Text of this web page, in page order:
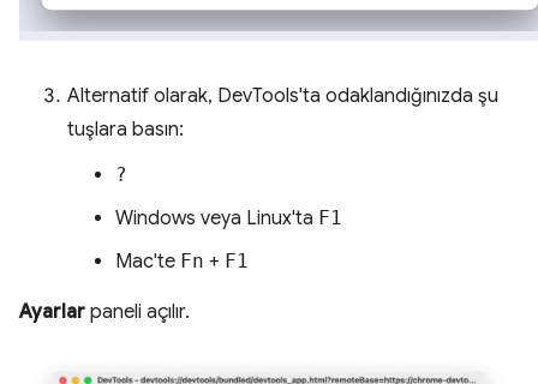
Alternatif olarak, DevTools'ta odaklandığınızda şu
tuşlara basın:
?
Windows veya Linux'ta F1
Mac'te Fn + F1
Ayarlar paneli açılır.